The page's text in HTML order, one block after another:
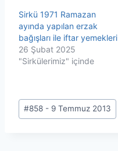
Sirkü 1971 Ramazan
ayında yapılan erzak
bağışları ile iftar yemekleri
26 Şubat 2025
"Sirkülerimiz" içinde
Post
Tags:
#858 - 9 Temmuz 2013